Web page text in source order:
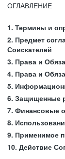
ОГЛАВЛЕНИЕ
1. Термины и
2. Предмет
Соискателей
3. Права и
4. Права и
5.
6. Защищенные
7. Финансовые
8.
9. Применимое
10. Действие